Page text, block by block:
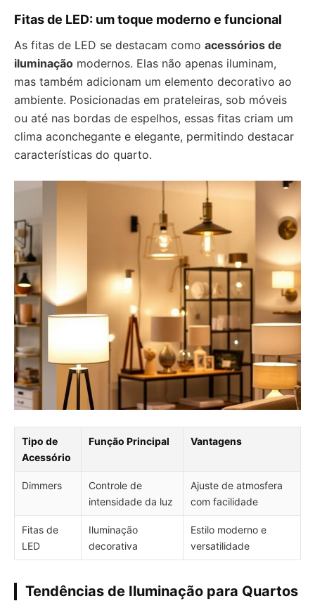
Fitas de LED: um toque moderno e funcional
As fitas de LED se destacam como acessórios de
iluminação modernos. Elas não apenas iluminam,
mas também adicionam um elemento decorativo ao
ambiente. Posicionadas em prateleiras, sob móveis
ou até nas bordas de espelhos, essas fitas criam um
clima aconchegante e elegante, permitindo destacar
características do quarto.
Tipo de
Acessório
Função Principal Vantagens
Dimmers
Controle de
intensidade da luz
Ajuste de atmosfera
com facilidade
Fitas de
LED
Iluminação
decorativa
Estilo moderno e
versatilidade
Tendências de Iluminação para Quartos